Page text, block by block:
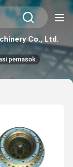
Co., Ltd.
pemasok